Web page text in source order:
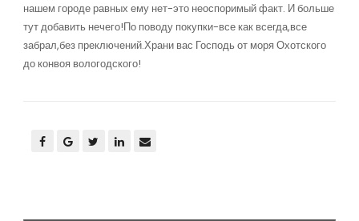
нашем городе равных ему нет-это неоспоримый факт. И больше
тут добавить нечего!По поводу покупки-все как всегда,все
забрал,без преключений.Храни вас Господь от моря Охотского
до конвоя вологодского!